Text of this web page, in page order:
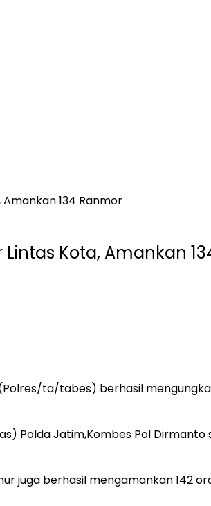
134 Ranmor
Kota, Amankan
(Polres/ta/tabes) berhasil
Polda Jatim,Kombes Pol
juga berhasil mengamankan 142